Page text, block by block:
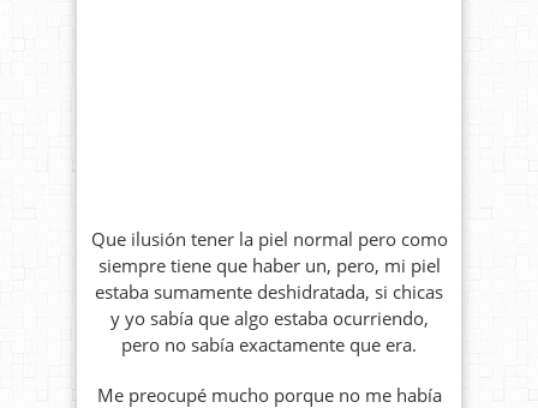
Que ilusión tener la piel normal pero como
siempre tiene que haber un, pero, mi piel
estaba sumamente deshidratada, si chicas
y yo sabía que algo estaba ocurriendo,
pero no sabía exactamente que era.
Me preocupé mucho porque no me había